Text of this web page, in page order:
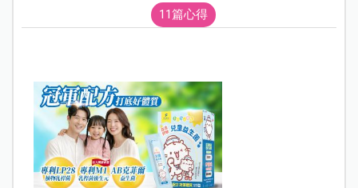
11篇心得